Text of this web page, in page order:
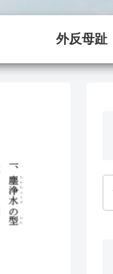
外反母趾